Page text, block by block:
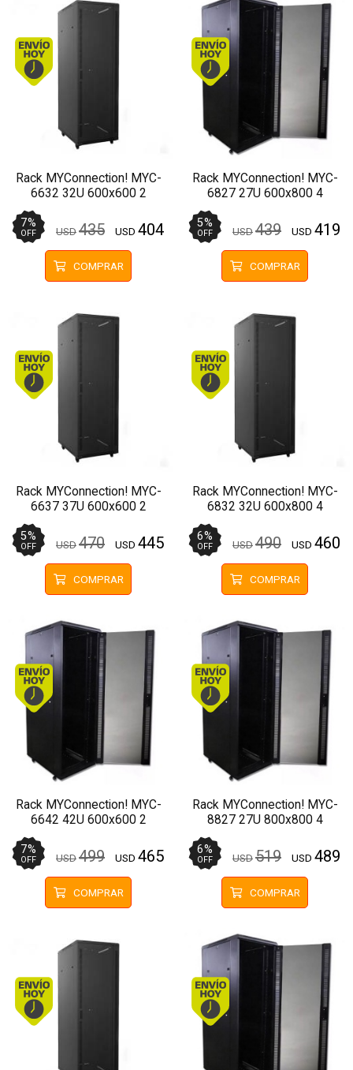
Envío hoy. Comprando antes de 13Hs.
Rack MYConnection! MYC-
6632 32U 600x600 2
Ventiladores Pivotante
7%
OFF USD435 USD 404
COMPRAR
Envío hoy.
Rack MYConnection! MYC-
6827 27U 600x800 4
Ventiladores Pivotante
5%
OFF USD439 USD 419
COMPRAR
Envío hoy. Comprando antes de 13Hs.
Rack MYConnection! MYC-
6637 37U 600x600 2
Ventiladores Pivotante
5%
OFF USD470 USD 445
COMPRAR
Rack MYConnection! MYC-
6832 32U 600x800 4
Ventiladores Pivotante
6%
OFF USD490 USD 460
COMPRAR
Envío hoy. Comprando antes de 13Hs.
Rack MYConnection! MYC-
6642 42U 600x600 2
Ventiladores Pivotante
7%
OFF USD499 USD 465
COMPRAR
Envío hoy.
Rack MYConnection! MYC-
8827 27U 800x800 4
Ventiladores Pivotante
6%
OFF USD519 USD 489
COMPRAR
Envío hoy. Comprando antes de 13Hs. Envío hoy.